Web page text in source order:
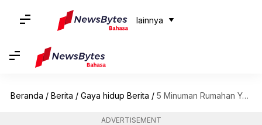
lainnya
Beranda / Berita / Gaya hidup Berita / 5 Minuman Rumahan Yang Bisa Membantu Menurunkan Berat Badan
ADVERTISEMENT